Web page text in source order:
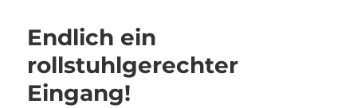
Endlich ein
rollstuhlgerechter
Eingang!